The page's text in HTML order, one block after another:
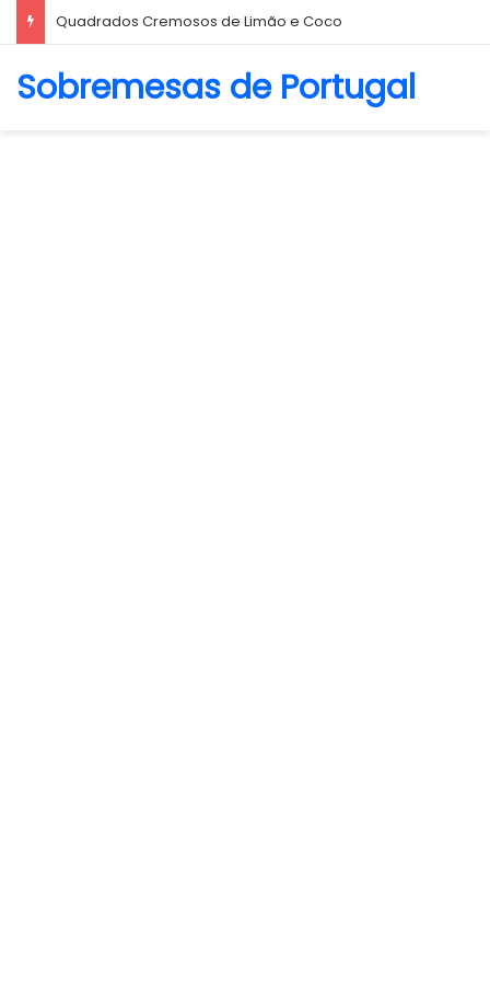
Biscoito Amanteigado
Sobremesas de Portugal